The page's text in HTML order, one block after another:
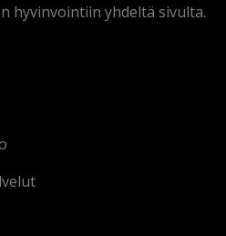
hyvinvointiin yhdeltä sivulta.